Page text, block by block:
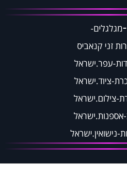
-מגלגלים-
זני קנאביס
עפר.ישראל
ציוד.ישראל
צילום.ישראל
אספנות.ישראל
נישואין.ישראל
בקרוב: